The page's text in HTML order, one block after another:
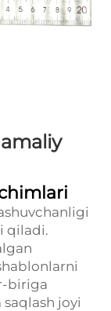
qiladi.
biriga
joyi